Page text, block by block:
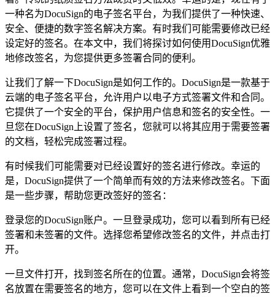
一种名为DocuSign的电子签名平台，为我们提供了一种快速、
安全、便捷的数字签名解决方案。有时我们可能需要修改已经
设定好的签名。在本文中，我们将探讨如何使用DocuSign优雅
地修改签名，为您提供更多签署合同的便利。
让我们了解一下DocuSign是如何工作的。DocuSign是一款基于
云端的电子签名平台，允许用户以电子方式签署文件和合同。
它提供了一个安全的平台，保护用户信息和签名的安全性。一
旦您在DocuSign上设置了签名，您就可以将其应用于需要签署
的文档，轻松完成签署过程。
有时候我们可能需要对已经设置好的签名进行修改。幸运的
是，DocuSign提供了一个简单而有效的方法来修改签名。下面
是一些步骤，帮助您更改签好的签名：
登录您的DocuSign账户。一旦登录成功，您可以看到所有已经
签署和未签署的文件。选择您希望修改签名的文件，并点击打
开。
一旦文件打开，找到签名所在的位置。通常，DocuSign会将签
名放置在需要签名的地方，您可以在文件上看到一个空白的签